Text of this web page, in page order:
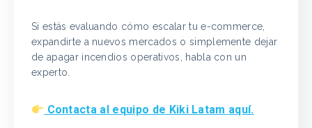
Si estás evaluando cómo escalar tu e-commerce,
expandirte a nuevos mercados o simplemente dejar
de apagar incendios operativos, habla con un
experto.
Contacta al equipo de Kiki Latam aquí.